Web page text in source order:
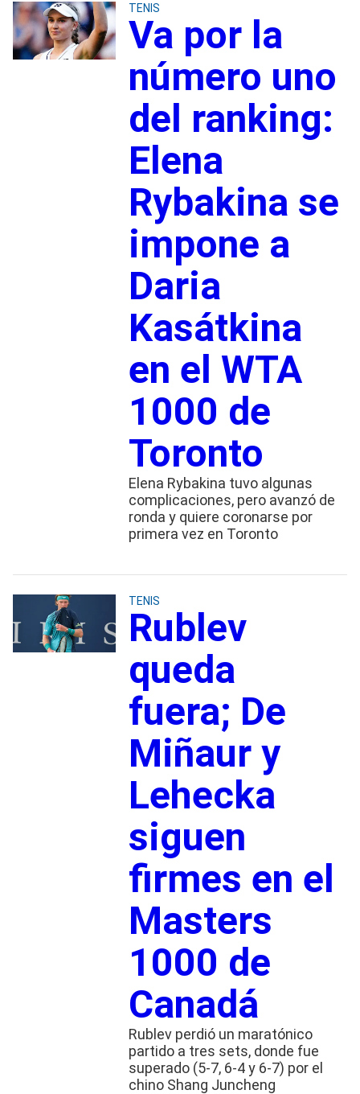
TENIS
Va por la
número uno
del ranking:
Elena
Rybakina se
impone a
Daria
Kasátkina
en el WTA
1000 de
Toronto
Elena Rybakina tuvo algunas
complicaciones, pero avanzó de
ronda y quiere coronarse por
primera vez en Toronto
TENIS
Rublev
queda
fuera; De
Miñaur y
Lehecka
siguen
firmes en el
Masters
1000 de
Canadá
Rublev perdió un maratónico
partido a tres sets, donde fue
superado (5-7, 6-4 y 6-7) por el
chino Shang Juncheng